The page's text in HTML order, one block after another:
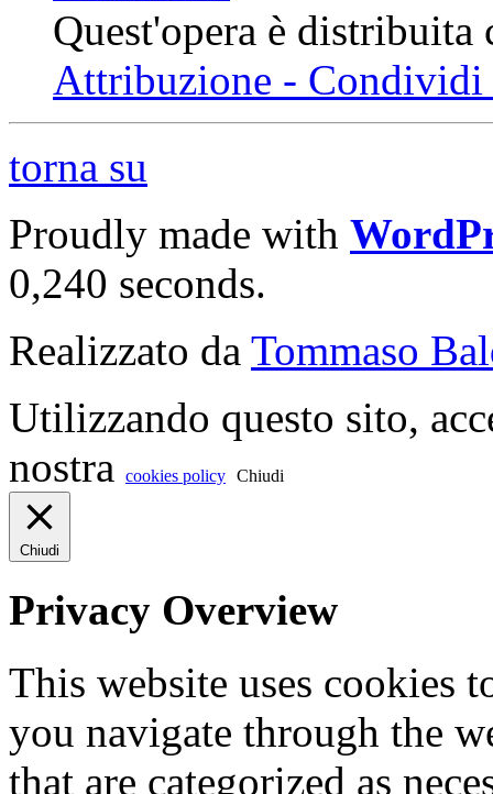
Quest'opera è
Attribuzione - Condividi
torna su
Proudly made with
0,240 seconds.
Realizzato da Tommaso
Utilizzando questo sito,
nostra
cookies policy Chiudi
Chiudi
Privacy Overview
This website uses cookies
you navigate through the
that are categorized as